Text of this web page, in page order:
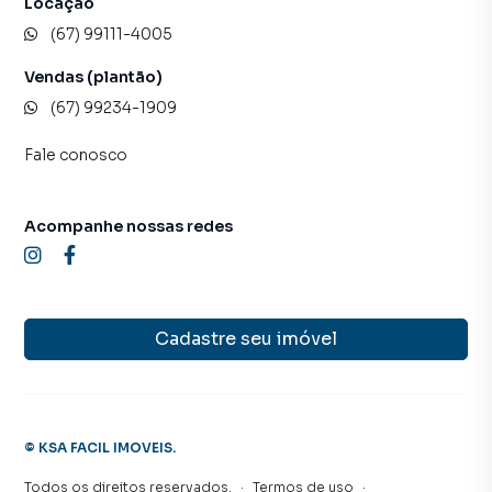
alugar seu imóvel mais rápido. Contamos também com um
time de programadores, corretores treinados e uma
proprietários e inquilinos.
(67) 99111-4005
Vendas (plantão)
(67) 99234-1909
Fale conosco
Cadastre seu imóvel
Acompanhe nossas redes
© KSA FACIL IMOVEIS.
Todos os direitos reservados. · Termos de uso ·